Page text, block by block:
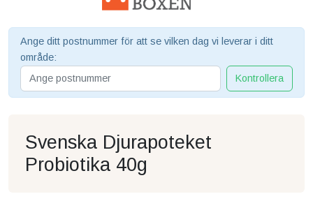
Ange ditt postnummer för att se vilken dag vi leverar i ditt
område:
Kontrollera
Svenska Djurapoteket
Probiotika 40g